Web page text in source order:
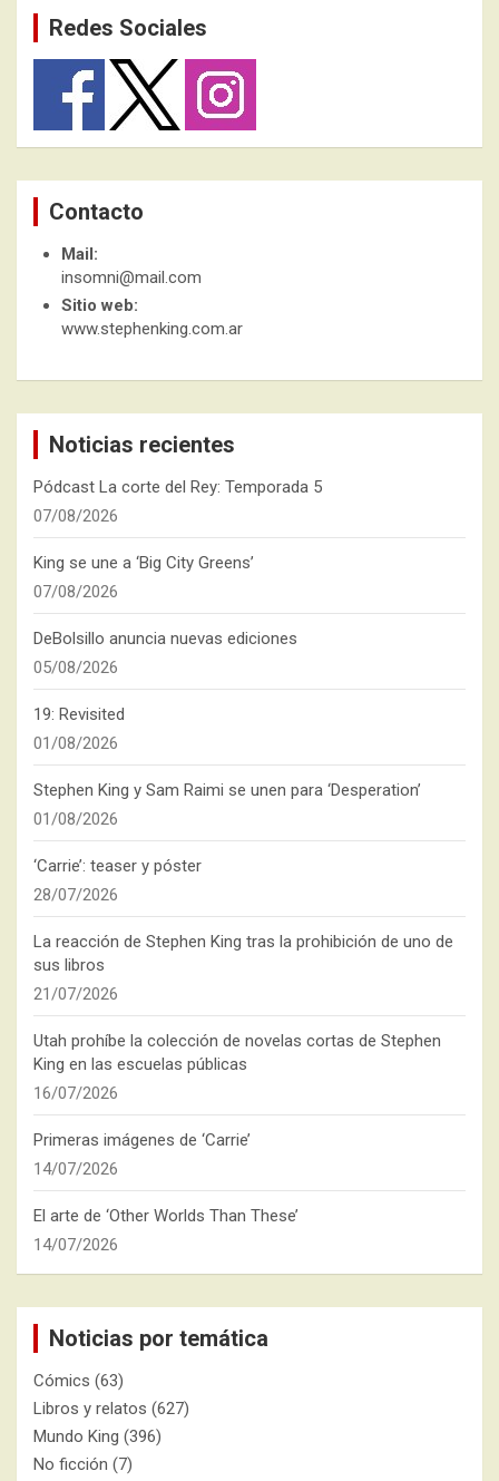
Redes Sociales
Contacto
Mail:
insomni@mail.com
Sitio web:
www.stephenking.com.ar
Noticias recientes
Pódcast La corte del Rey: Temporada 5
07/08/2026
King se une a ‘Big City Greens’
07/08/2026
DeBolsillo anuncia nuevas ediciones
05/08/2026
19: Revisited
01/08/2026
Stephen King y Sam Raimi se unen para ‘Desperation’
01/08/2026
‘Carrie’: teaser y póster
28/07/2026
La reacción de Stephen King tras la prohibición de uno de
sus libros
21/07/2026
Utah prohíbe la colección de novelas cortas de Stephen
King en las escuelas públicas
16/07/2026
Primeras imágenes de ‘Carrie’
14/07/2026
El arte de ‘Other Worlds Than These’
14/07/2026
Noticias por temática
Cómics (63)
Libros y relatos (627)
Mundo King (396)
No ficción (7)